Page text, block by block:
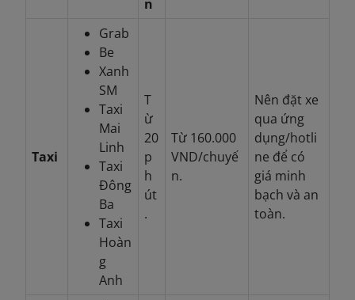
n
Taxi
Grab
Be
Xanh
SM
Taxi
Mai
Linh
Taxi
Đông
Ba
Taxi
Hoàn
g
Anh
T
ừ
20
p
h
út
.
Từ 160.000
VND/chuyế
n.
Nên đặt xe
qua ứng
dụng/hotli
ne để có
giá minh
bạch và an
toàn.